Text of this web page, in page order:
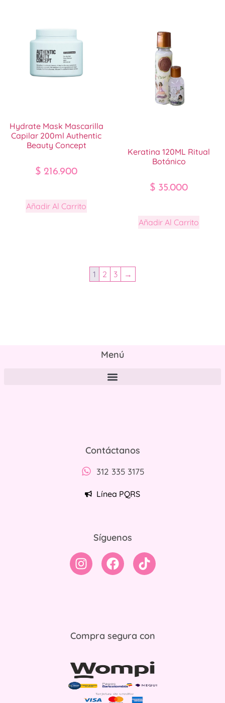
Hydrate Mask Mascarilla
Capilar 200ml Authentic
Beauty Concept
$ 216.900
Añadir Al Carrito
Keratina 120ML Ritual
Botánico
$ 35.000
Añadir Al Carrito
1 2 3 →
Menú
Contáctanos
312 335 3175
Línea PQRS
Síguenos
Compra segura con